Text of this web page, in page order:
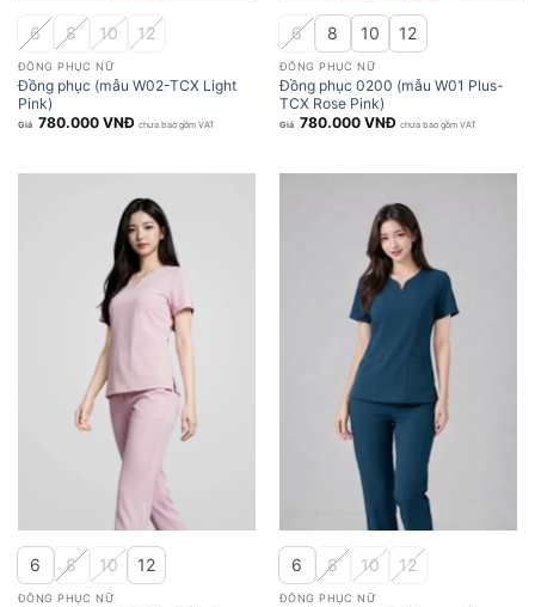
6 8 10 12
ĐỒNG PHỤC NỮ
Đồng phục (mẫu W02-TCX Light
Pink)
780.000VNĐ chưa bao gồm VAT
6 8 10 12
ĐỒNG PHỤC NỮ
Đồng phục 0200 (mẫu W01 Plus-
TCX Rose Pink)
780.000VNĐ chưa bao gồm VAT
6 8 10 12
ĐỒNG PHỤC NỮ
6 8 10 12
ĐỒNG PHỤC NỮ